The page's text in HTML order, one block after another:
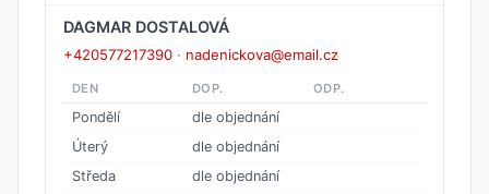
DAGMAR DOSTALOVÁ
+420577217390 · nadenickova@email.cz
DEN DOP. ODP.
Pondělí
dle objednání
Úterý
dle objednání
Středa
dle objednání